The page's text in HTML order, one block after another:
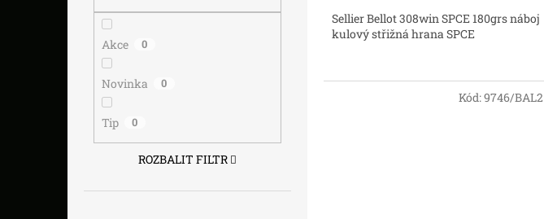
Akce 0
Novinka 0
Tip 0
ROZBALIT FILTR
Sellier Bellot 308win SPCE 180grs náboj
kulový střižná hrana SPCE
Kód:9746/BAL2